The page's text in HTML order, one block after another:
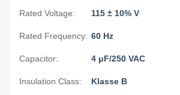
Rated Voltage: 115 ± 10% V
Rated Frequency: 60 Hz
Capacitor: 4 μF/250 VAC
Insulation Class: Klasse B